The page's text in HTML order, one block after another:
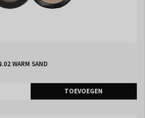
WARM SAND
TOEVOEGEN